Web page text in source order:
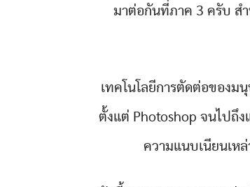
มาต่อกันที่ภาค 3 ครับ ส
เทคโนโลยีการตัดต่อของม
ตั้งแต่ Photoshop จนไปถึ
ความแนบเนียนเห